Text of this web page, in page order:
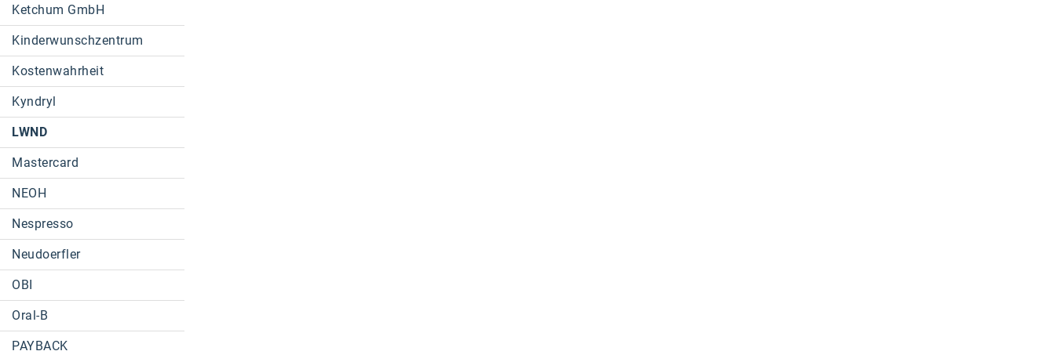
Ketchum GmbH
Kinderwunschzentrum
Kostenwahrheit
Kyndryl
LWND
Mastercard
NEOH
Nespresso
Neudoerfler
OBI
Oral-B
PAYBACK